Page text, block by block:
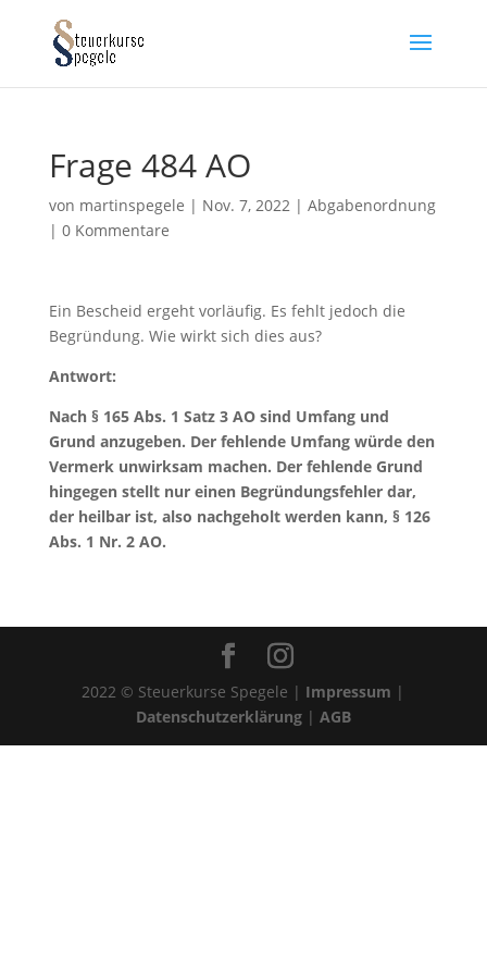
Frage 484 AO
von martinspegele | Nov. 7, 2022| Abgabenordnung
| 0 Kommentare
Ein Bescheid ergeht vorläufig. Es fehlt jedoch die
Begründung. Wie wirkt sich dies aus?
Antwort:
Nach § 165 Abs. 1 Satz 3 AO sind Umfang und
Grund anzugeben. Der fehlende Umfang würde den
Vermerk unwirksam machen. Der fehlende Grund
hingegen stellt nur einen Begründungsfehler dar,
der heilbar ist, also nachgeholt werden kann, § 126
Abs. 1 Nr. 2 AO.
2022 © Steuerkurse Spegele | Impressum |
Datenschutzerklärung| AGB